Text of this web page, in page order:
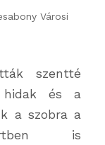
Városi
szentté
hidak és a
a szobra a
is